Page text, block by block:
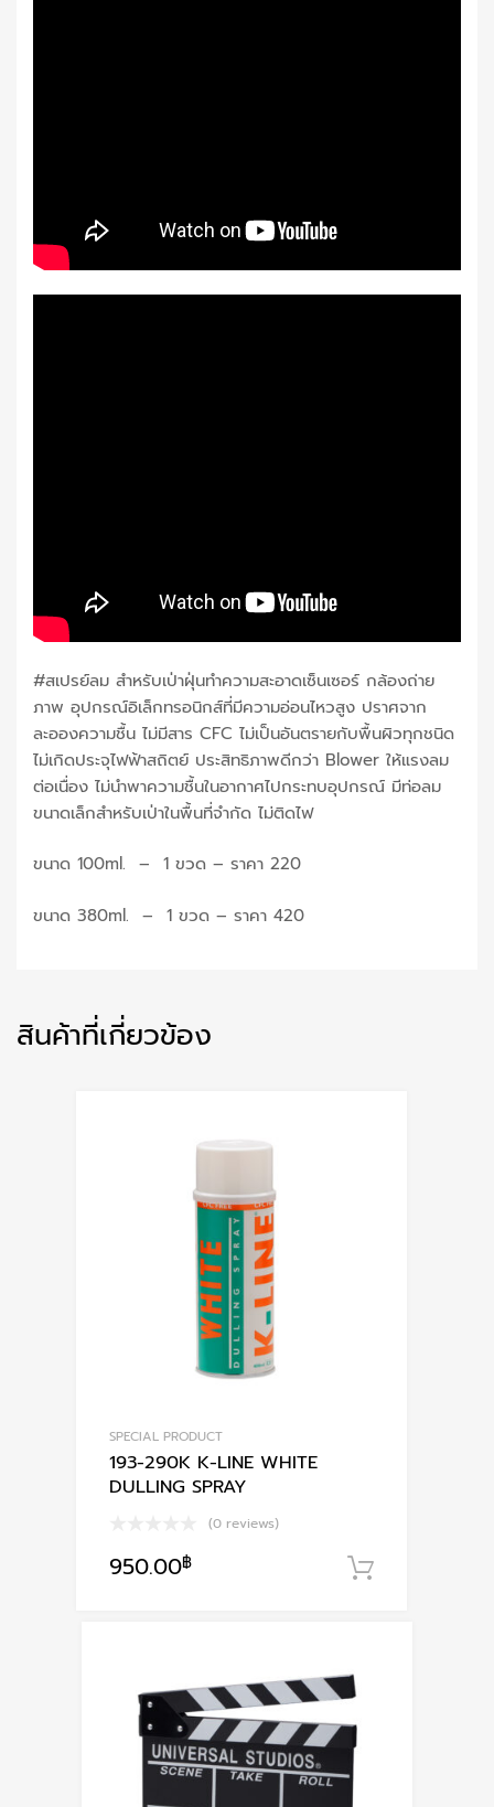
#สเปรย์ลม สำหรับเป่าฝุ่นทำความสะอาดเซ็นเซอร์ กล้องถ่าย
ภาพ อุปกรณ์อิเล็กทรอนิกส์ที่มีความอ่อนไหวสูง ปราศจาก
ละอองความชื้น ไม่มีสาร CFC ไม่เป็นอันตรายกับพื้นผิวทุกชนิด
ไม่เกิดประจุไฟฟ้าสถิตย์ ประสิทธิภาพดีกว่า Blower ให้แรงลม
ต่อเนื่อง ไม่นำพาความชื้นในอากาศไปกระทบอุปกรณ์ มีท่อลม
ขนาดเล็กสำหรับเป่าในพื้นที่จำกัด ไม่ติดไฟ
ขนาด 100ml. – 1 ขวด – ราคา 220
ขนาด 380ml. – 1 ขวด – ราคา 420
สินค้าที่เกี่ยวข้อง
SPECIAL PRODUCT
193-290K K-LINE WHITE
DULLING SPRAY
(0 reviews)
950.00฿